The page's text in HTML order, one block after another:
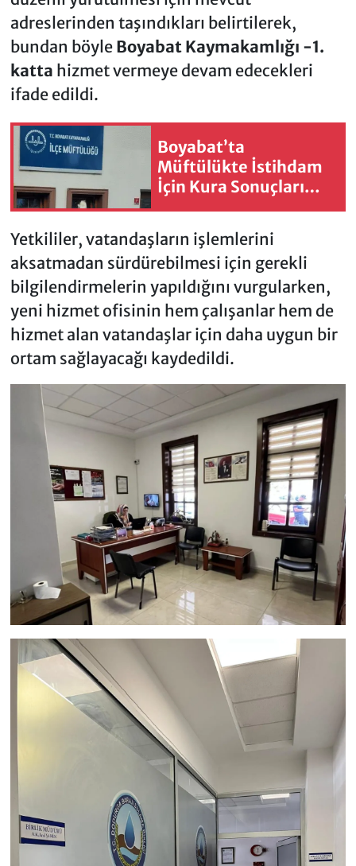
adreslerinden taşındıkları belirtilerek,
bundan böyle Boyabat Kaymakamlığı -1.
katta hizmet vermeye devam edecekleri
ifade edildi.
Boyabat’ta
Müftülükte İstihdam
İçin Kura Sonuçları
Belli Oldu
Yetkililer, vatandaşların işlemlerini
aksatmadan sürdürebilmesi için gerekli
bilgilendirmelerin yapıldığını vurgularken,
yeni hizmet ofisinin hem çalışanlar hem de
hizmet alan vatandaşlar için daha uygun bir
ortam sağlayacağı kaydedildi.